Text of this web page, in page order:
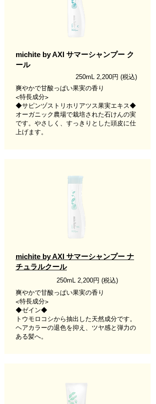
michite by AXI サマーシャンプー ク
ール
250mL 2,200円 (税込)
爽やかで甘酸っぱい果実の香り
<特長成分>
◆サピンヅストリホリアツス果実エキス◆
オーガニック農場で栽培された石けんの実
です。やさしく、すっきりとした頭皮に仕
上げます。
michite by AXI サマーシャンプー ナ
チュラルクール
250mL 2,200円 (税込)
爽やかで甘酸っぱい果実の香り
<特長成分>
◆ゼイン◆
トウモロコシから抽出した天然成分です。
ヘアカラーの退色を抑え、ツヤ感と弾力の
ある髪へ。